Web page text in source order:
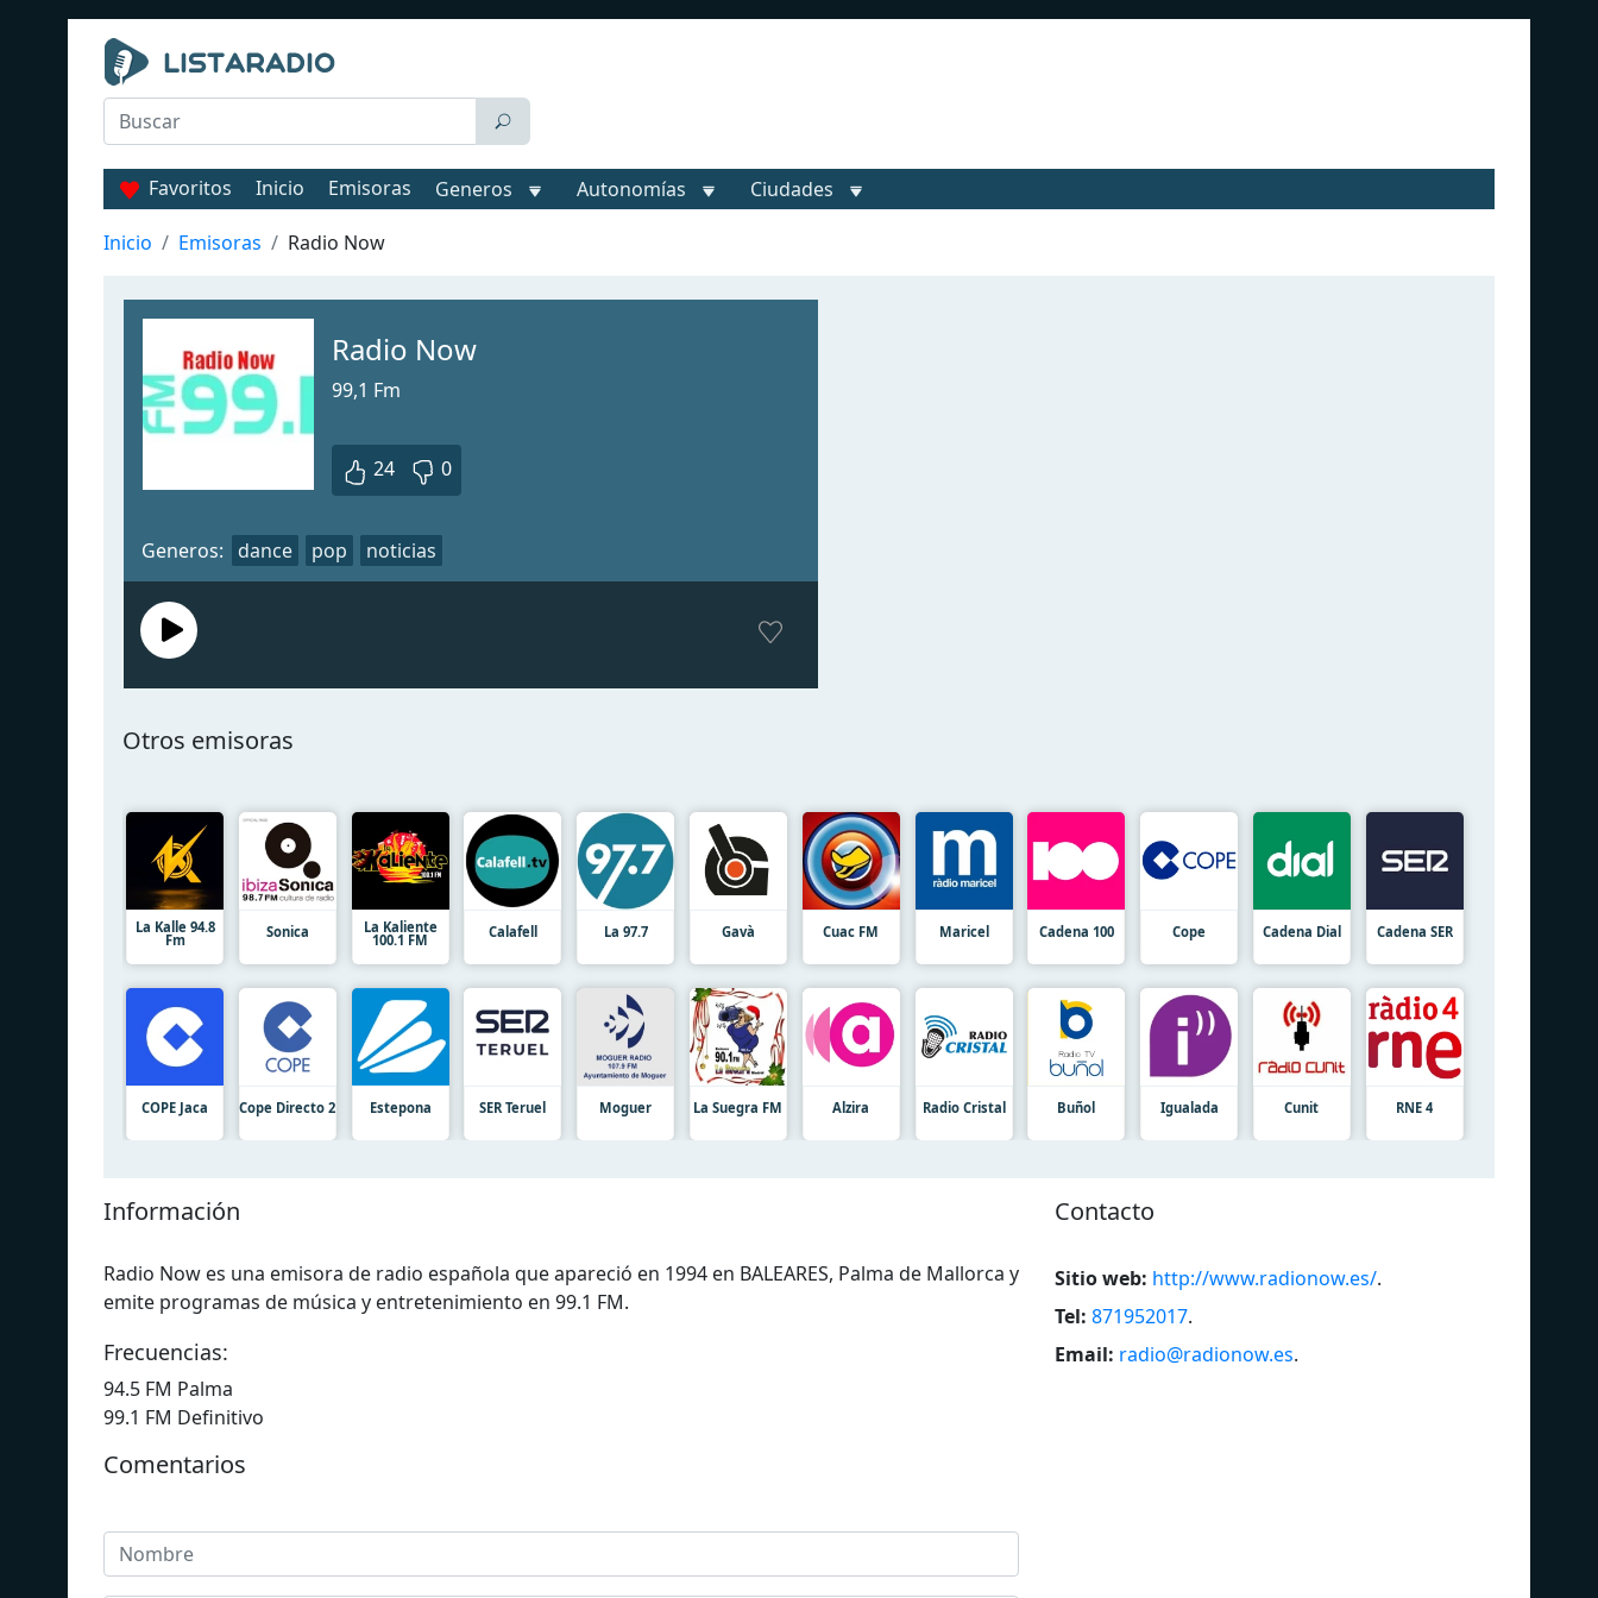
Favoritos Inicio Emisoras Generos Autonomías Ciudades
Inicio Emisoras Radio Now
Radio Now
99,1 Fm
24 0
Generos: dance pop noticias
Otros emisoras
La Kalle 94.8
Fm Sonica La Kaliente
100.1 FM Calafell La 97.7 Gavà Cuac FM Maricel Cadena 100 Cope Cadena Dial Cadena SER
COPE Jaca Cope Directo 2 Estepona SER Teruel Moguer La Suegra FM Alzira Radio Сristal Buñol Igualada Cunit RNE 4
Información
Radio Now es una emisora ​​de radio española que apareció en 1994 en BALEARES, Palma de Mallorca y
emite programas de música y entretenimiento en 99.1 FM.
Frecuencias:
94.5 FM Palma
99.1 FM Definitivo
Contacto
Sitio web: http://www.radionow.es/.
Tel: 871952017.
Email: radio@radionow.es.
Comentarios